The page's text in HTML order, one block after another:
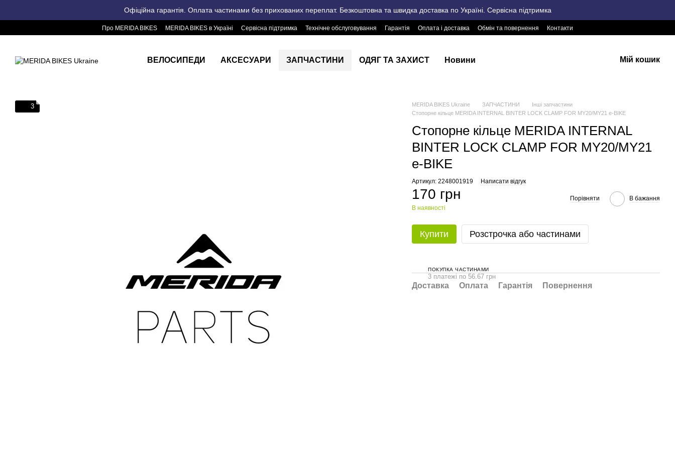
Офіційна гарантія. Оплата частинами без прихованих переплат. Безкоштовна та швидка доставка по Україні. Сервісна підтримка
Про MERIDA BIKES MERIDA BIKES в Україні Сервісна підтримка Технічне обслуговування Гарантія Оплата і доставка Обмін та повернення Контакти
ВЕЛОСИПЕДИ АКСЕСУАРИ ЗАПЧАСТИНИ ОДЯГ ТА ЗАХИСТ Новини Мій кошик
3 MERIDA BIKES Ukraine ЗАПЧАСТИНИ
Інші запчастини
Стопорне кільце MERIDA INTERNAL BINTER LOCK CLAMP FOR MY20/MY21 e-BIKE
Стопорне кільце MERIDA INTERNAL
BINTER LOCK CLAMP FOR MY20/MY21
e-BIKE
Артикул: 2248001919 Написати відгук
170 грн
В наявності
Порівняти В бажання
Купити Розстрочка або частинами
ПОКУПКА ЧАСТИНАМИ
3 платежі по 56.67 грн
Доставка Оплата Гарантія Повернення